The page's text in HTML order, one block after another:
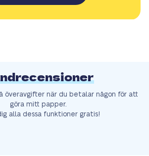
överavgifter när du betalar någon för att
göra mitt papper.
alla dessa funktioner gratis!